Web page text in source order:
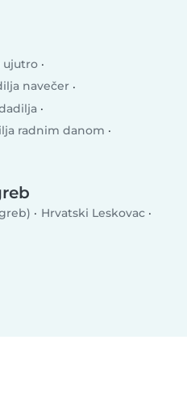
ujutro
navečer
radnim danom
Hrvatski Leskovac